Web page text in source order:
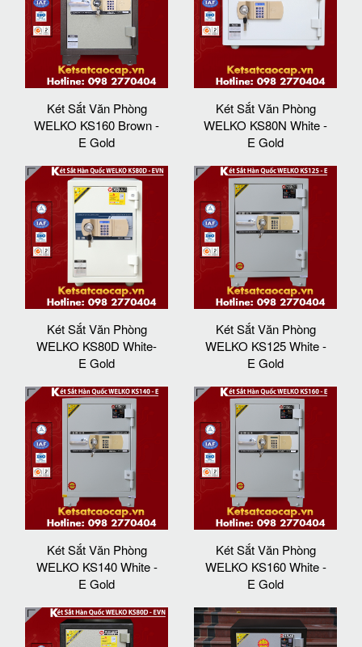
Két Sắt Văn Phòng
WELKO KS160 Brown -
E Gold
Két Sắt Văn Phòng
WELKO KS80N White -
E Gold
Két Sắt Văn Phòng
WELKO KS80D White-
E Gold
Két Sắt Văn Phòng
WELKO KS125 White -
E Gold
Két Sắt Văn Phòng
WELKO KS140 White -
E Gold
Két Sắt Văn Phòng
WELKO KS160 White -
E Gold